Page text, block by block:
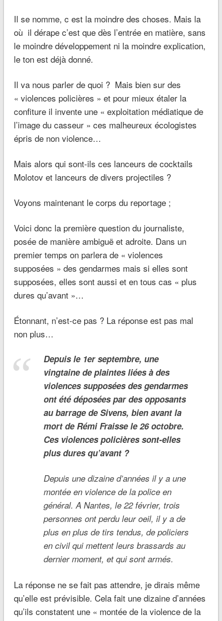
Il se nomme, c est la moindre des choses. Mais la
où il dérape c’est que dès l’entrée en matière, sans
le moindre développement ni la moindre explication,
le ton est déjà donné.
Il va nous parler de quoi ? Mais bien sur des
« violences policières » et pour mieux étaler la
confiture il invente une « exploitation médiatique de
l’image du casseur » ces malheureux écologistes
épris de non violence…
Mais alors qui sont-ils ces lanceurs de cocktails
Molotov et lanceurs de divers projectiles ?
Voyons maintenant le corps du reportage ;
Voici donc la première question du journaliste,
posée de manière ambiguë et adroite. Dans un
premier temps on parlera de « violences
supposées » des gendarmes mais si elles sont
supposées, elles sont aussi et en tous cas « plus
dures qu’avant »…
Étonnant, n’est-ce pas ? La réponse est pas mal
non plus…
Depuis le 1er septembre, une
vingtaine de plaintes liées à des
violences supposées des gendarmes
ont été déposées par des opposants
au barrage de Sivens, bien avant la
mort de Rémi Fraisse le 26 octobre.
Ces violences policières sont-elles
plus dures qu’avant ?
Depuis une dizaine d’années il y a une
montée en violence de la police en
général. A Nantes, le 22 février, trois
personnes ont perdu leur oeil, il y a de
plus en plus de tirs tendus, de policiers
en civil qui mettent leurs brassards au
dernier moment, et qui sont armés.
La réponse ne se fait pas attendre, je dirais même
qu’elle est prévisible. Cela fait une dizaine d’années
qu’ils constatent une « montée de la violence de la